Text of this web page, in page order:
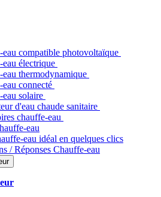
eau compatible photovoltaïque
électrique
thermodynamique
connecté
solaire
d'eau chaude sanitaire
chauffe-eau
eau
eau idéal en quelques clics
/ Réponses Chauffe-eau